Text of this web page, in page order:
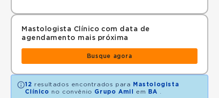
Mastologista Clínico com data de
agendamento mais próxima
Busque agora
12 resultados encontrados para
Mastologista
Clínico no convênio Grupo Amil em BA